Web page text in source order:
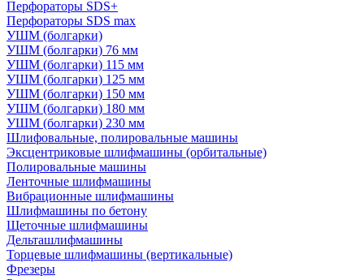
Перфораторы SDS+
Перфораторы SDS max
УШМ (болгарки)
УШМ (болгарки) 76 мм
УШМ (болгарки) 115 мм
УШМ (болгарки) 125 мм
УШМ (болгарки) 150 мм
УШМ (болгарки) 180 мм
УШМ (болгарки) 230 мм
Шлифовальные, полировальные машины
Эксцентриковые шлифмашины (орбитальные)
Полировальные машины
Ленточные шлифмашины
Вибрационные шлифмашины
Шлифмашины по бетону
Щеточные шлифмашины
Дельташлифмашины
Торцевые шлифмашины (вертикальные)
Фрезеры